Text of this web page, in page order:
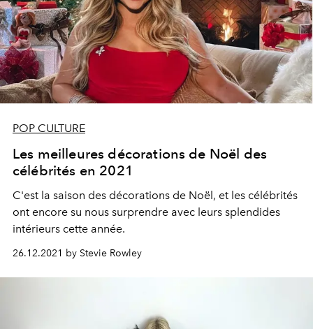
POP CULTURE
Les meilleures décorations de Noël des
célébrités en 2021
C'est la saison des décorations de Noël, et les célébrités
ont encore su nous surprendre avec leurs splendides
intérieurs cette année.
26.12.2021 by Stevie Rowley